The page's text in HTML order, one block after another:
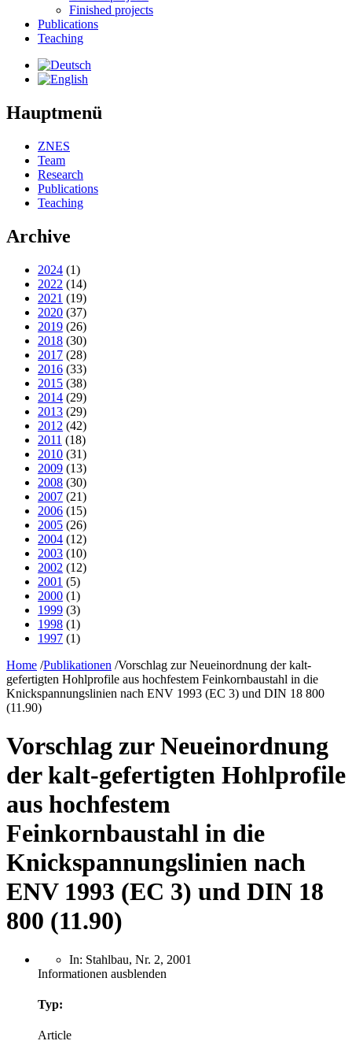
Finished projects
Publications
Teaching
Hauptmenü
ZNES
Team
Research
Publications
Teaching
Archive
2024 (1)
2022 (14)
2021 (19)
2020 (37)
2019 (26)
2018 (30)
2017 (28)
2016 (33)
2015 (38)
2014 (29)
2013 (29)
2012 (42)
2011 (18)
2010 (31)
2009 (13)
2008 (30)
2007 (21)
2006 (15)
2005 (26)
2004 (12)
2003 (10)
2002 (12)
2001 (5)
2000 (1)
1999 (3)
1998 (1)
1997 (1)
Home /Publikationen /Vorschlag zur Neueinordnung der kalt-
gefertigten Hohlprofile aus hochfestem Feinkornbaustahl in die
Knickspannungslinien nach ENV 1993 (EC 3) und DIN 18 800
(11.90)
Vorschlag zur Neueinordnung
der kalt-gefertigten Hohlprofile
aus hochfestem
Feinkornbaustahl in die
Knickspannungslinien nach
ENV 1993 (EC 3) und DIN 18
800 (11.90)
In: Stahlbau, Nr. 2, 2001
Informationen ausblenden
Typ:
Article